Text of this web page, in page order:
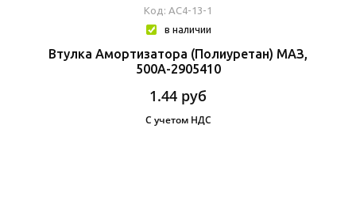
Код: АС4-13-1
в наличии
Втулка Амортизатора (полиуретан) МАЗ,
500А-2905410
1.44 руб
С учетом НДС